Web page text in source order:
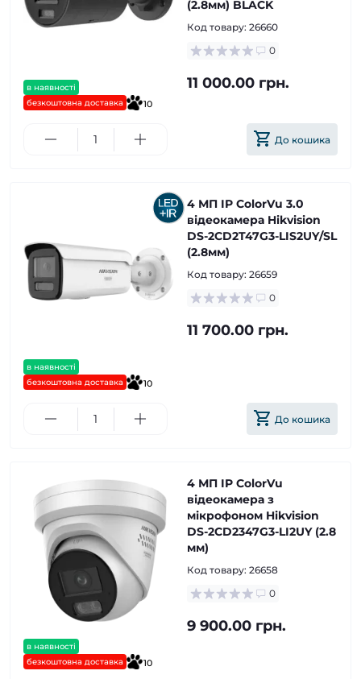
в наявності
безкоштовна доставка
10
(2.8мм) BLACK
Код товару: 26660
0
11 000.00 грн.
До кошика
в наявності
безкоштовна доставка
10
4 МП IP ColorVu 3.0
відеокамера Hikvision
DS-2CD2T47G3-LIS2UY/SL
(2.8мм)
Код товару: 26659
0
11 700.00 грн.
До кошика
в наявності
безкоштовна доставка
10
4 МП IP ColorVu
відеокамера з
мікрофоном Hikvision
DS-2CD2347G3-LI2UY (2.8
мм)
Код товару: 26658
0
9 900.00 грн.